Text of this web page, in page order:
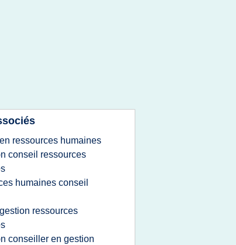
ressources humaines
conseil ressources
humaines conseil
ressources
conseiller en gestion